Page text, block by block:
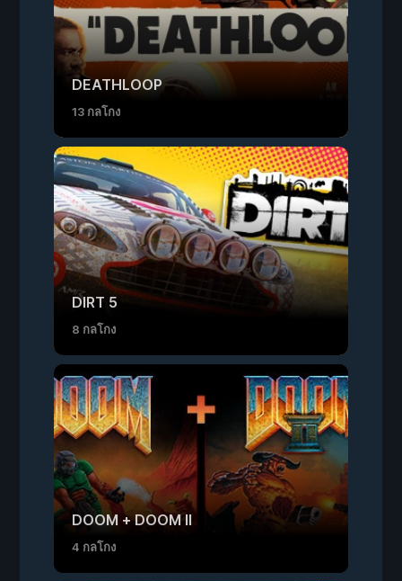
DEATHLOOP
13 กลโกง
DIRT 5
8 กลโกง
DOOM + DOOM II
4 กลโกง